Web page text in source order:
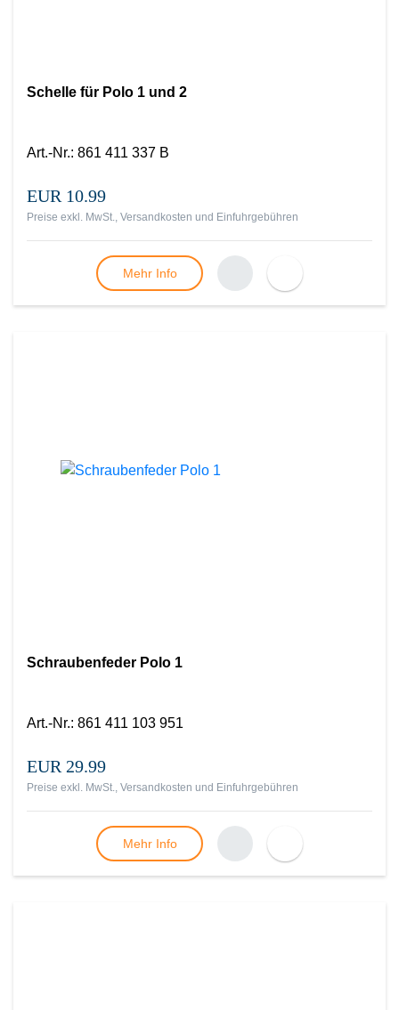
Schelle für Polo 1 und 2
Art.-Nr.: 861 411 337 B
EUR 10.99
Preise exkl. MwSt., Versandkosten und Einfuhrgebühren
Mehr Info
Schraubenfeder Polo 1
Art.-Nr.: 861 411 103 951
EUR 29.99
Preise exkl. MwSt., Versandkosten und Einfuhrgebühren
Mehr Info